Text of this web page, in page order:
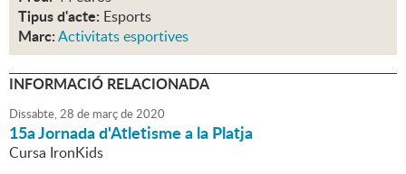
Tipus d'acte: Esports
Marc:Activitats esportives
INFORMACIÓ RELACIONADA
Dissabte,28 de marçde2020
15a Jornada d'Atletisme a la Platja
Cursa IronKids